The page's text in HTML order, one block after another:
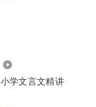
小学文言文精讲